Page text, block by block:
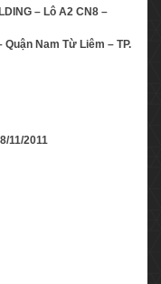
– Lô A2 CN8 –
Nam Từ Liêm – TP.
11/2011